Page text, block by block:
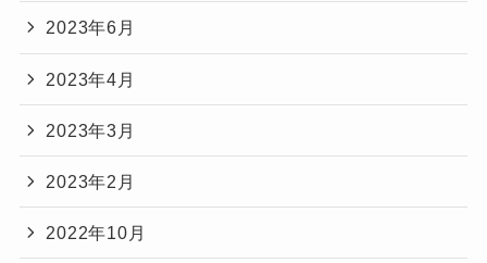
2023年6月
2023年4月
2023年3月
2023年2月
2022年10月